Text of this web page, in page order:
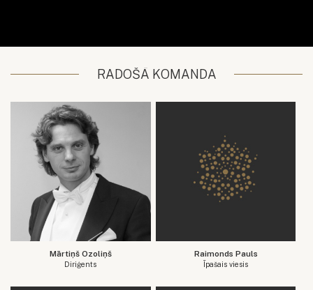
RADOŠĀ KOMANDA
Mārtiņš Ozoliņš
Diriģents
Raimonds Pauls
Īpašais viesis